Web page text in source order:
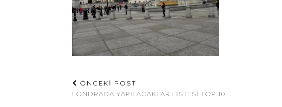
ÖNCEKİ POST
LONDRADA YAPILACAKLAR LISTESI TOP 10